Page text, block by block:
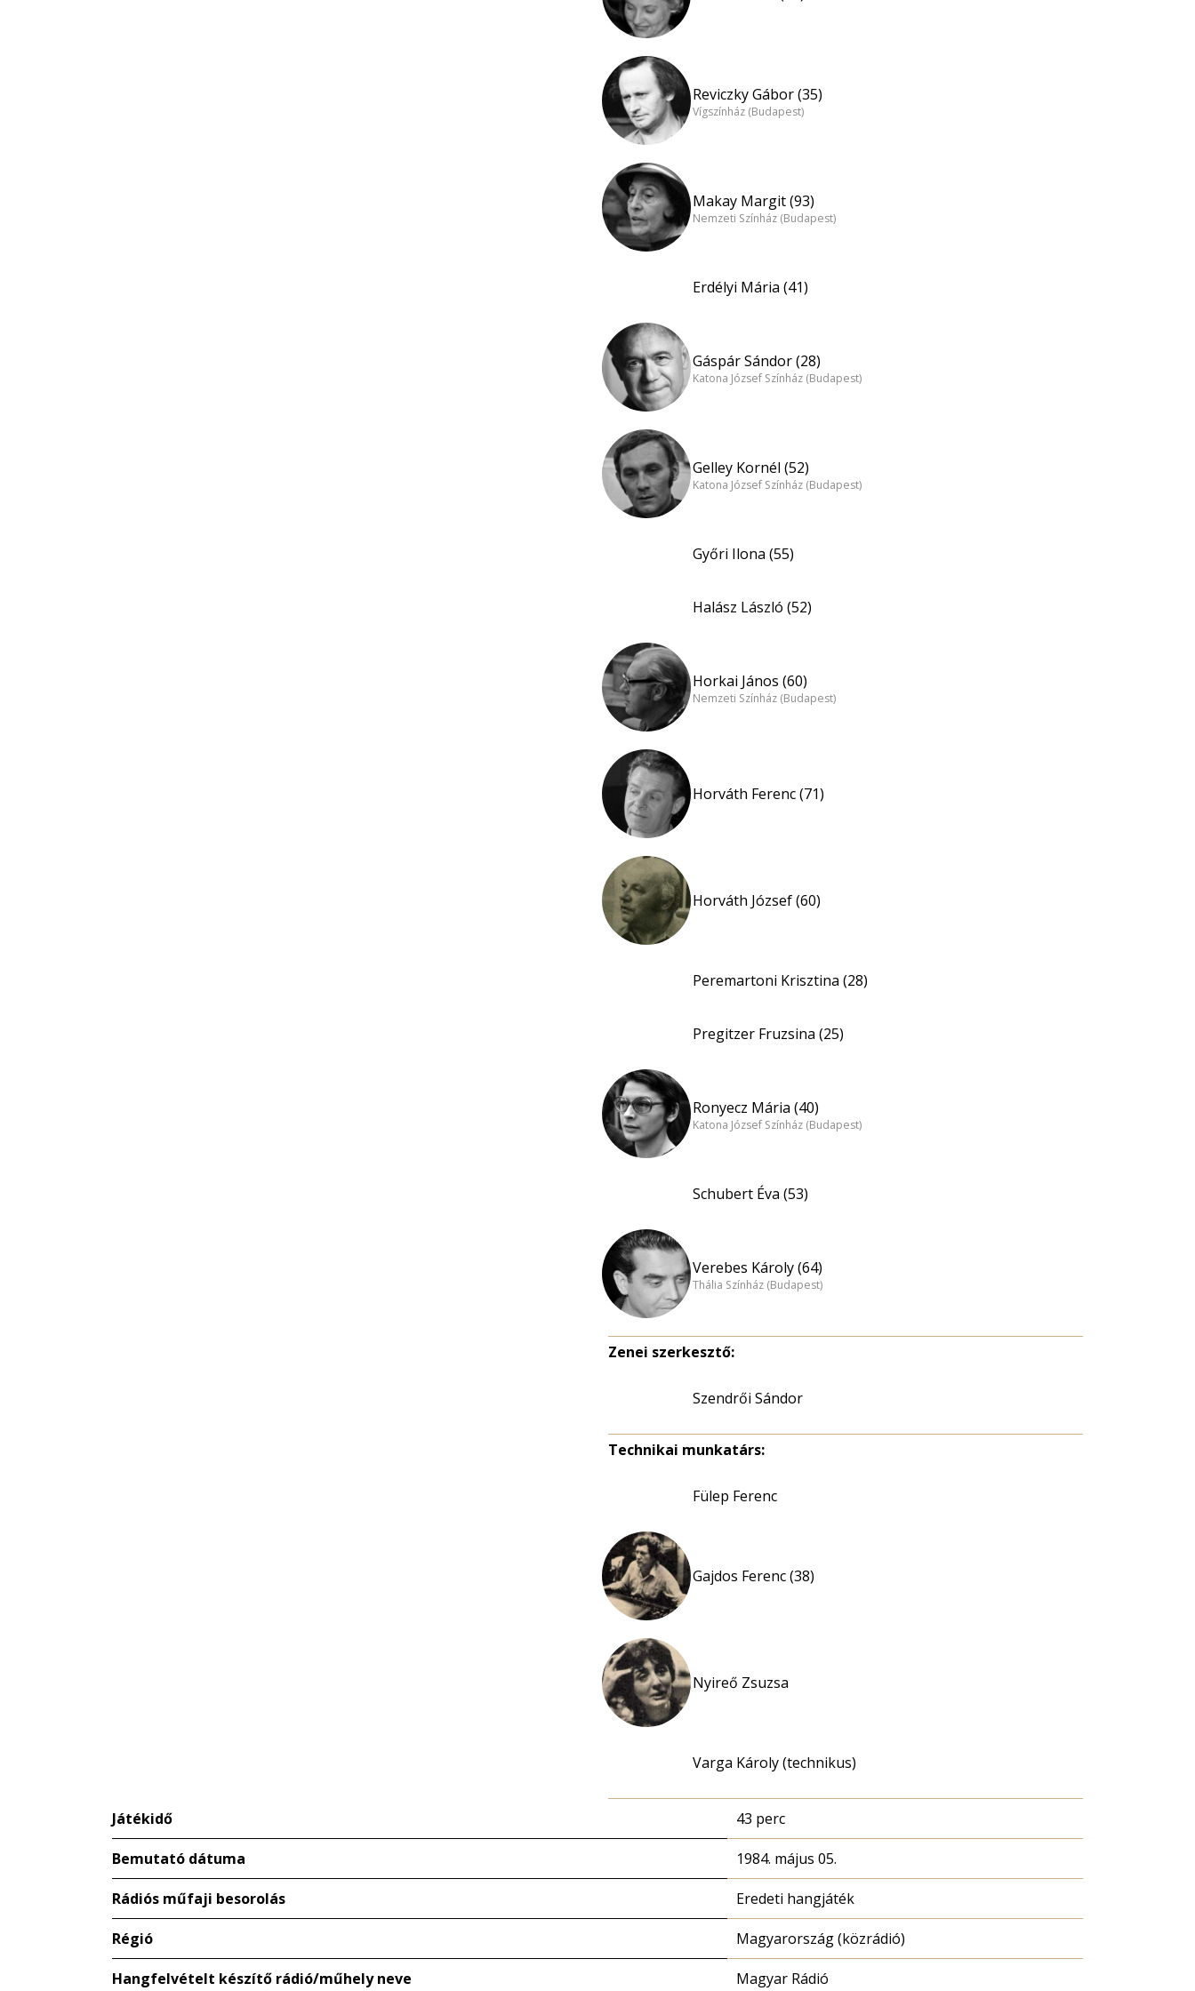
Reviczky Gábor (35)
Vígszínház (Budapest)
Makay Margit (93)
Nemzeti Színház (Budapest)
Erdélyi Mária (41)
Gáspár Sándor (28)
Katona József Színház (Budapest)
Gelley Kornél (52)
Katona József Színház (Budapest)
Győri Ilona (55)
Halász László (52)
Horkai János (60)
Nemzeti Színház (Budapest)
Horváth Ferenc (71)
Horváth József (60)
Peremartoni Krisztina (28)
Pregitzer Fruzsina (25)
Ronyecz Mária (40)
Katona József Színház (Budapest)
Schubert Éva (53)
Verebes Károly (64)
Thália Színház (Budapest)
Zenei szerkesztő:
Szendrői Sándor
Technikai munkatárs:
Fülep Ferenc
Gajdos Ferenc (38)
Nyireő Zsuzsa
Varga Károly (technikus)
Játékidő 43 perc
Bemutató dátuma 1984. május 05.
Rádiós műfaji besorolás Eredeti hangjáték
Régió Magyarország (közrádió)
Hangfelvételt készítő rádió/műhely neve Magyar Rádió